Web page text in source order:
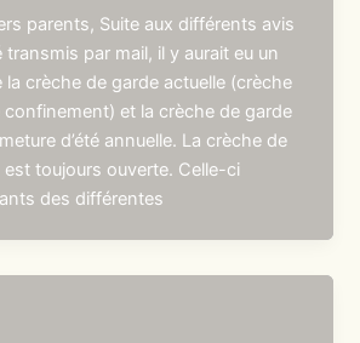
parents, Suite aux différents avis
par mail, il y aurait eu un
la crèche de garde actuelle (crèche
confinement) et la crèche de garde
d’été annuelle. La crèche de
est toujours ouverte. Celle-ci
des différentes